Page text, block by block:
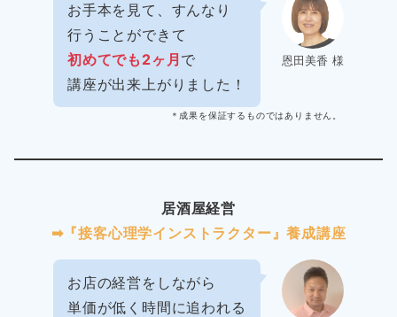
恩田美香 様
お手本を見て、すんなり
行うことができて
初めてでも2ヶ月 で
講座が出来上がりました！
＊成果を保証するものではありません。
居酒屋経営
➡︎『接客心理学インストラクター』養成講座
お店の経営をしながら
単価が低く時間に追われる